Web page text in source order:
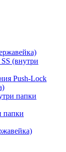
(внутри
Push-Lock
папки
папки